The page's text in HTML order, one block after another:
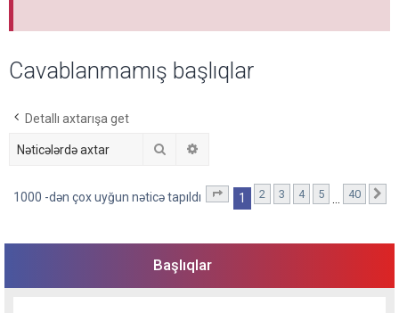
Cavablanmamış başlıqlar
Detallı axtarışa get
Axtar
1000 -dən çox uyğun nəticə tapıldı . səhifə (Cəmi40 səhifə)
1 2 3 4 5 40
Başlıqlar